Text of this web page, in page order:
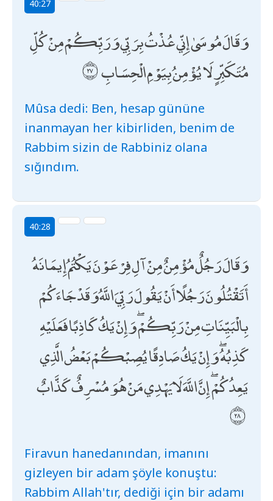
40:27
وَقَالَ مُوسَىٰ إِنِّي عُذْتُ بِرَبِّي وَرَبِّكُمْ مِنْ كُلِّ
مُتَكَبِّرٍ لَا يُؤْمِنُ بِيَوْمِ الْحِسَابِ
Mûsa dedi: Ben, hesap gününe
inanmayan her kibirliden, benim de
Rabbim sizin de Rabbiniz olana
sığındım.
40:28
وَقَالَ رَجُلٌ مُؤْمِنٌ مِنْ آلِ فِرْعَوْنَ يَكْتُمُ إِيمَانَهُ
أَتَقْتُلُونَ رَجُلًا أَنْ يَقُولَ رَبِّيَ اللَّهُ وَقَدْ جَاءَكُمْ
بِالْبَيِّنَاتِ مِنْ رَبِّكُمْ ۖ وَإِنْ يَكُ كَاذِبًا فَعَلَيْهِ
كَذِبُهُ ۖ وَإِنْ يَكُ صَادِقًا يُصِبْكُمْ بَعْضُ الَّذِي
يَعِدُكُمْ ۖ إِنَّ اللَّهَ لَا يَهْدِي مَنْ هُوَ مُسْرِفٌ كَذَّابٌ
Firavun hanedanından, imanını
gizleyen bir adam şöyle konuştu:
Rabbim Allah'tır, dediği için bir adamı